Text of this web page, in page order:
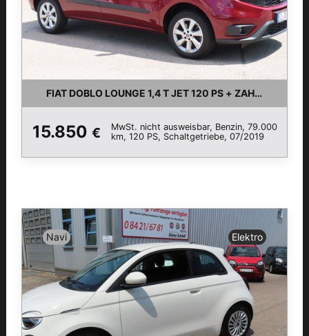
FIAT DOBLO LOUNGE 1,4 T JET 120 PS + ZAHNRIEMEN
15.850 €
MwSt. nicht ausweisbar, Benzin, 79.000
km, 120 PS, Schaltgetriebe, 07/2019
Navi Elektro